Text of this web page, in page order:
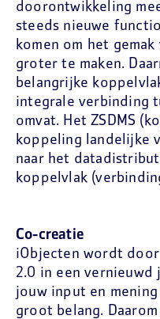
doorontwikkeling
steeds nieuwe
komen om het
groter te maken.
belangrijke
integrale verbinding
omvat. Het ZSDMS
koppeling landelijke
naar het
koppelvlak
Co-creatie
iObjecten wordt door
2.0 in een vernieuwd
jouw input en
groot belang.